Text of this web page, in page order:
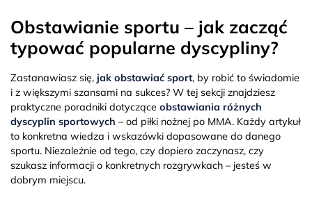
Obstawianie sportu – jak zacząć
typować popularne dyscypliny?
Zastanawiasz się, jak obstawiać sport, by robić to świadomie
i z większymi szansami na sukces? W tej sekcji znajdziesz
praktyczne poradniki dotyczące obstawiania różnych
dyscyplin sportowych – od piłki nożnej po MMA. Każdy artykuł
to konkretna wiedza i wskazówki dopasowane do danego
sportu. Niezależnie od tego, czy dopiero zaczynasz, czy
szukasz informacji o konkretnych rozgrywkach – jesteś w
dobrym miejscu.